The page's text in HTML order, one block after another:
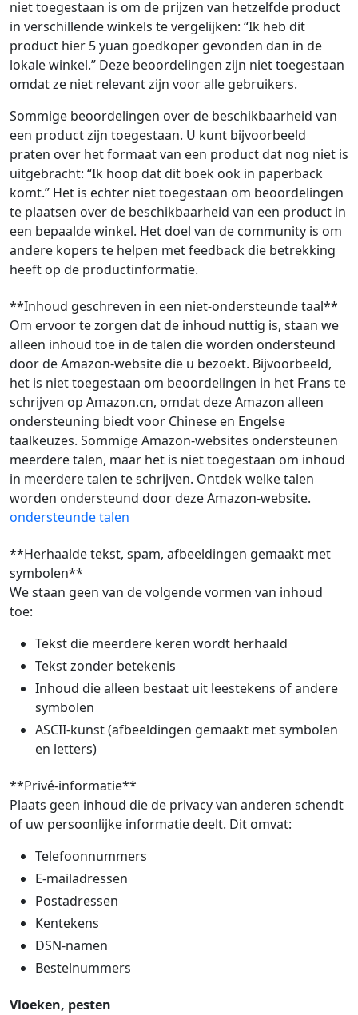
niet toegestaan is om de prijzen van hetzelfde product
in verschillende winkels te vergelijken: “Ik heb dit
product hier 5 yuan goedkoper gevonden dan in de
lokale winkel.” Deze beoordelingen zijn niet toegestaan
omdat ze niet relevant zijn voor alle gebruikers.
Sommige beoordelingen over de beschikbaarheid van
een product zijn toegestaan. U kunt bijvoorbeeld
praten over het formaat van een product dat nog niet is
uitgebracht: “Ik hoop dat dit boek ook in paperback
komt.” Het is echter niet toegestaan om beoordelingen
te plaatsen over de beschikbaarheid van een product in
een bepaalde winkel. Het doel van de community is om
andere kopers te helpen met feedback die betrekking
heeft op de productinformatie.
**Inhoud geschreven in een niet-ondersteunde taal**
Om ervoor te zorgen dat de inhoud nuttig is, staan we
alleen inhoud toe in de talen die worden ondersteund
door de Amazon-website die u bezoekt. Bijvoorbeeld,
het is niet toegestaan om beoordelingen in het Frans te
schrijven op Amazon.cn, omdat deze Amazon alleen
ondersteuning biedt voor Chinese en Engelse
taalkeuzes. Sommige Amazon-websites ondersteunen
meerdere talen, maar het is niet toegestaan om inhoud
in meerdere talen te schrijven. Ontdek welke talen
worden ondersteund door deze Amazon-website.
ondersteunde talen
**Herhaalde tekst, spam, afbeeldingen gemaakt met
symbolen**
We staan geen van de volgende vormen van inhoud
toe:
Tekst die meerdere keren wordt herhaald
Tekst zonder betekenis
Inhoud die alleen bestaat uit leestekens of andere
symbolen
ASCII-kunst (afbeeldingen gemaakt met symbolen
en letters)
**Privé-informatie**
Plaats geen inhoud die de privacy van anderen schendt
of uw persoonlijke informatie deelt. Dit omvat:
Telefoonnummers
E-mailadressen
Postadressen
Kentekens
DSN-namen
Bestelnummers
Vloeken, pesten